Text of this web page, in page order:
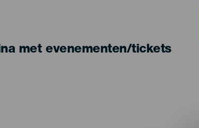
met evenementen/tickets